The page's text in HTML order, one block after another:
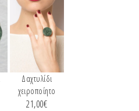
Δαχτυλίδι
χειροποίητο
21,00€